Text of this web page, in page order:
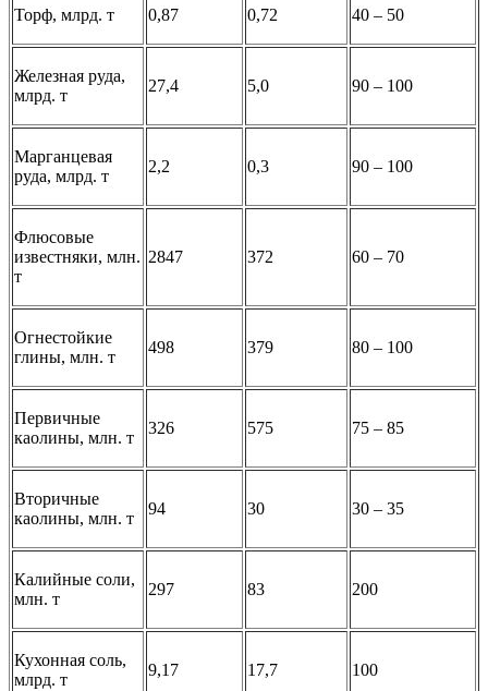
Торф, млрд. т 0,87 0,72 40 – 50
Железная руда,
млрд. т
27,4 5,0 90 – 100
Марганцевая
руда, млрд. т
2,2 0,3 90 – 100
Флюсовые
известняки, млн.
т
2847 372 60 – 70
Огнестойкие
глины, млн. т
498 379 80 – 100
Первичные
каолины, млн. т
326 575 75 – 85
Вторичные
каолины, млн. т
94 30 30 – 35
Калийные соли,
млн. т
297 83 200
Кухонная соль,
млрд. т
9,17 17,7 100